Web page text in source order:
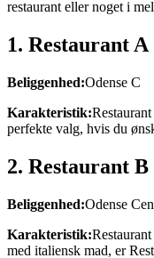
restaurant eller noget i
1. Restaurant A
Beliggenhed:Odense C
Karakteristik:
perfekte valg, hvis du
2. Restaurant B
Beliggenhed:Odense
Karakteristik:
med italiensk mad, er